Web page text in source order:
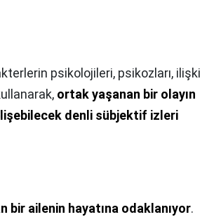
psikolojileri, psikozları, ilişki
ortak yaşanan bir olayın
denli sübjektif izleri
bir ailenin hayatına odaklanıyor.